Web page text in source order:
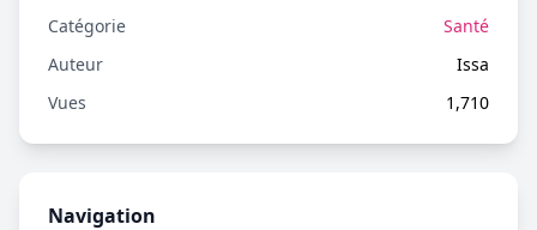
Catégorie
Santé
Auteur
Issa
Vues
1,710
Navigation